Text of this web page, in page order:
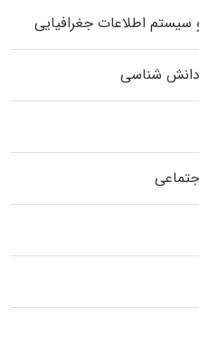
اطلاعات جغرافیایی
دانش شناسی